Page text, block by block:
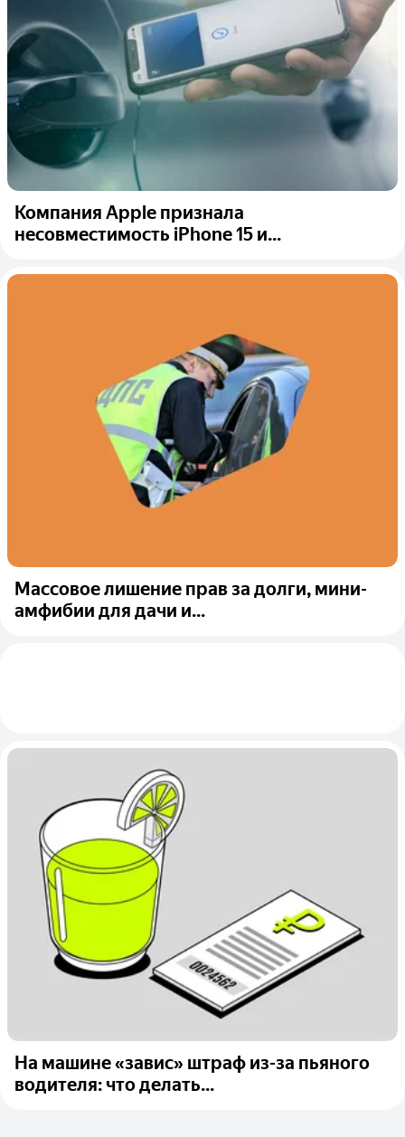
Компания Apple признала
несовместимость iPhone 15 и...
Массовое лишение прав за долги, мини-
амфибии для дачи и...
На машине «завис» штраф из-за пьяного
водителя: что делать...